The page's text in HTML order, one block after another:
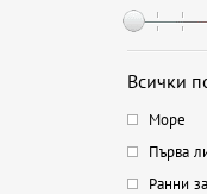
Всички
Море
Първа
Ранни